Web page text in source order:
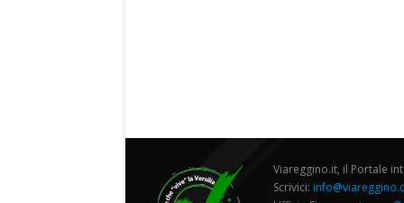
Viareggino.it, il Portale
Scrivici: